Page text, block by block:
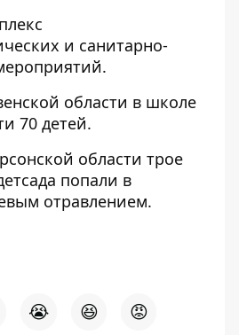
и санитарно-
области в школе
70 детей.
области трое
попали в
отравлением.
😭 😆 😡